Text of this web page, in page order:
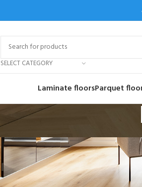
SELECT CATEGORY
Laminate floorsParquet